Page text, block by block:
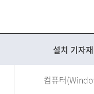
설치 기자재
컴퓨터